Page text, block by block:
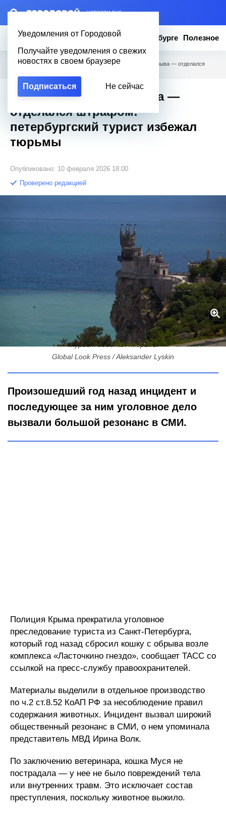
– НОВОСТИ ДНЯ
Уведомления от Городовой
Получайте уведомления о свежих
новостях в своем браузере
Подписаться Не сейчас
Новости Эксклюзив Вопросы о Петербурге Полезное
Городовой Новости Петербурга / Сбросил кошку с обрыва — отделался
Сбросил кошку с обрыва —
отделался штрафом:
петербургский турист избежал
тюрьмы
Опубликовано: 10 февраля 2026 18:00
Проверено редакцией
Сбросил кошку с обрыва — отделался штрафом: петербургский
турист избежал тюрьмы
Global Look Press / Aleksander Lyskin
Произошедший год назад инцидент и
последующее за ним уголовное дело
вызвали большой резонанс в СМИ.
Полиция Крыма прекратила уголовное
преследование туриста из Санкт-Петербурга,
который год назад сбросил кошку с обрыва возле
комплекса «Ласточкино гнездо», сообщает ТАСС со
ссылкой на пресс-службу правоохранителей.​
Материалы выделили в отдельное производство
по ч.2 ст.8.52 КоАП РФ за несоблюдение правил
содержания животных. Инцидент вызвал широкий
общественный резонанс в СМИ, о нем упоминала
представитель МВД Ирина Волк.
По заключению ветеринара, кошка Муся не
пострадала — у нее не было повреждений тела
или внутренних травм. Это исключает состав
преступления, поскольку животное выжило.